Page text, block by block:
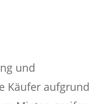
und
Käufer aufgrund